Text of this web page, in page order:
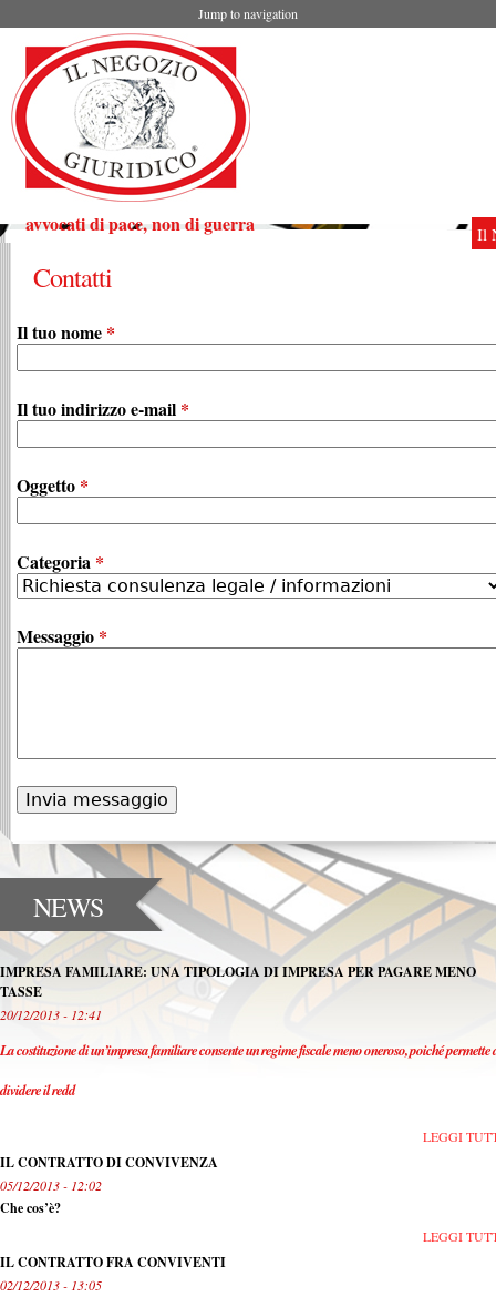
Jump to navigation
Il
avvocati di pace, non di guerra
Contatti
Il tuo nome *
Il tuo indirizzo e-mail *
Oggetto *
Categoria *
Messaggio *
NEWS
IMPRESA FAMILIARE: UNA TIPOLOGIA DI IMPRESA PER PAGARE MENO
TASSE
20/12/2013 - 12:41
La costituzione di un’impresa familiare consente un regime fiscale meno oneroso, poiché permette
dividere il redd
LEGGI
IL CONTRATTO DI CONVIVENZA
05/12/2013 - 12:02
Che cos’è?
LEGGI
IL CONTRATTO FRA CONVIVENTI
02/12/2013 - 13:05